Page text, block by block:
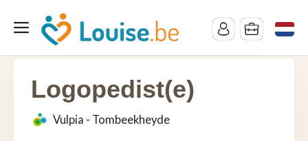
Logopedist(e)
Vulpia - Tombeekheyde